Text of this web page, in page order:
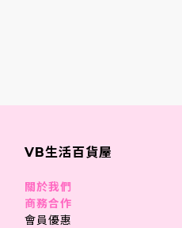
VB生活百貨屋
關於我們
商務合作
會員優惠